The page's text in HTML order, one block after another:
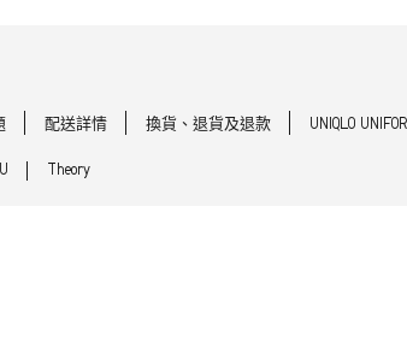
配送詳情 換貨、退貨及退款 UNIQLO
Theory